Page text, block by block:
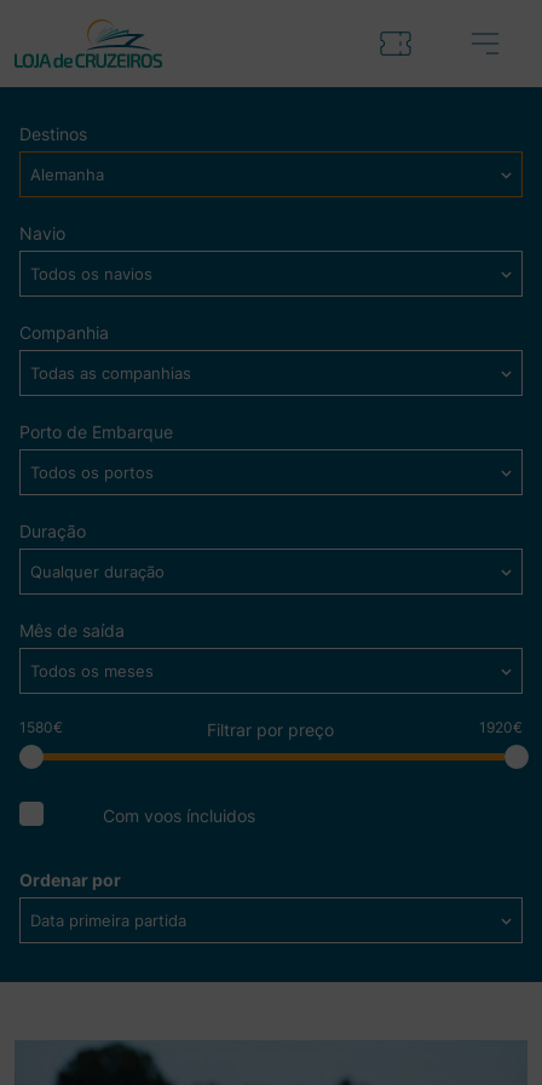
Destinos
Alemanha
Navio
Todos os navios
Companhia
Todas as companhias
Porto de Embarque
Todos os portos
Duração
Qualquer duração
Mês de saída
Todos os meses
1580€ Filtrar por preço 1920€
Com voos íncluidos
Ordenar por
Data primeira partida
A MAGIA DOS MERCADOS DE NATAL A